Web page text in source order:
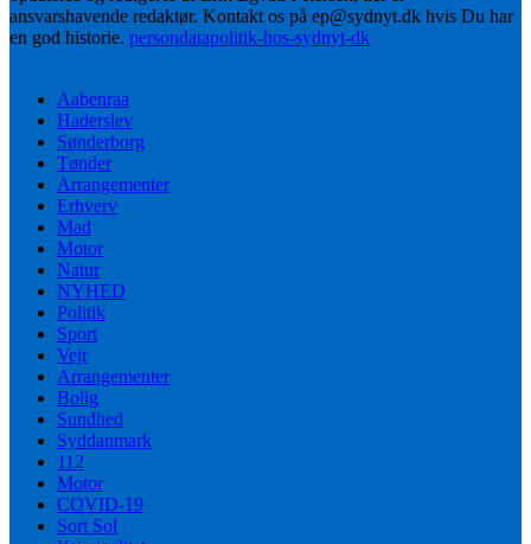
ansvarshavende redaktør. Kontakt os på ep@sydnyt.dk hvis Du har
en god historie. persondatapolitik-hos-sydnyt-dk
Aabenraa
Haderslev
Sønderborg
Tønder
Arrangementer
Erhverv
Mad
Motor
Natur
NYHED
Politik
Sport
Vejr
Arrangementer
Bolig
Sundhed
Syddanmark
112
Motor
COVID-19
Sort Sol